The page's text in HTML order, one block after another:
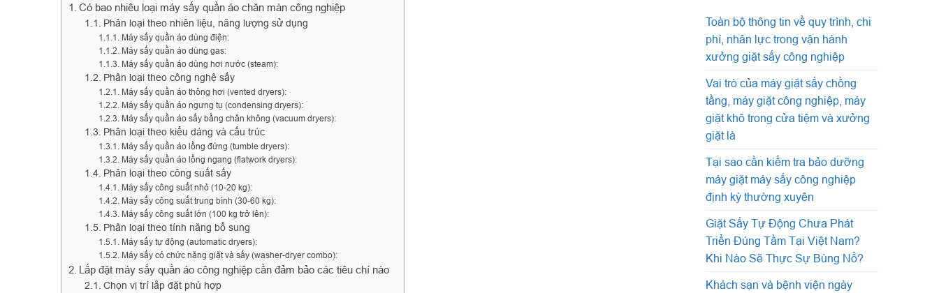
Có bao nhiêu loại máy sấy quần áo chăn màn công nghiệp
Phân loại theo nhiên liệu, năng lượng sử dụng
Máy sấy quần áo dùng điện:
Máy sấy quần áo dùng gas:
Máy sấy quần áo dùng hơi nước (steam):
Phân loại theo công nghệ sấy
Máy sấy quần áo thông hơi (vented dryers):
Máy sấy quần áo ngưng tụ (condensing dryers):
Máy sấy quần áo sấy bằng chân không (vacuum dryers):
Phân loại theo kiểu dáng và cấu trúc
Máy sấy quần áo lồng đứng (tumble dryers):
Máy sấy quần áo lồng ngang (flatwork dryers):
Phân loại theo công suất sấy
Máy sấy công suất nhỏ (10-20 kg):
Máy sấy công suất trung bình (30-60 kg):
Máy sấy công suất lớn (100 kg trở lên):
Phân loại theo tính năng bổ sung
Máy sấy tự động (automatic dryers):
Máy sấy có chức năng giặt và sấy (washer-dryer combo):
Lắp đặt máy sấy quần áo công nghiệp cần đảm bảo các tiêu chí nào
Chọn vị trí lắp đặt phù hợp
Toàn bộ thông tin về quy trình, chi
phí, nhân lực trong vận hành
xưởng giặt sấy công nghiệp
Vai trò của máy giặt sấy chồng
tầng, máy giặt công nghiệp, máy
giặt khô trong cửa tiệm và xưởng
giặt là
Tại sao cần kiểm tra bảo dưỡng
máy giặt máy sấy công nghiệp
định kỳ thường xuyên
Giặt Sấy Tự Động Chưa Phát
Triển Đúng Tầm Tại Việt Nam?
Khi Nào Sẽ Thực Sự Bùng Nổ?
Khách sạn và bệnh viện ngày